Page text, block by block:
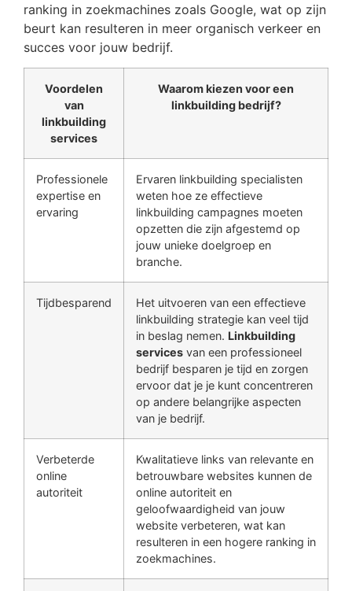
ranking in zoekmachines zoals Google, wat op zijn
beurt kan resulteren in meer organisch verkeer en
succes voor jouw bedrijf.
Voordelen
van
linkbuilding
services
Waarom kiezen voor een
linkbuilding bedrijf?
Professionele
expertise en
ervaring
Ervaren linkbuilding specialisten
weten hoe ze effectieve
linkbuilding campagnes moeten
opzetten die zijn afgestemd op
jouw unieke doelgroep en
branche.
Tijdbesparend
Het uitvoeren van een effectieve
linkbuilding strategie kan veel tijd
in beslag nemen. Linkbuilding
services van een professioneel
bedrijf besparen je tijd en zorgen
ervoor dat je je kunt concentreren
op andere belangrijke aspecten
van je bedrijf.
Verbeterde
online
autoriteit
Kwalitatieve links van relevante en
betrouwbare websites kunnen de
online autoriteit en
geloofwaardigheid van jouw
website verbeteren, wat kan
resulteren in een hogere ranking in
zoekmachines.